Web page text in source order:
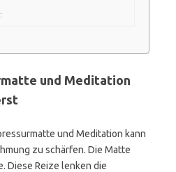
und Meditation
und Meditation kann
zu schärfen. Die Matte
Diese Reize lenken die